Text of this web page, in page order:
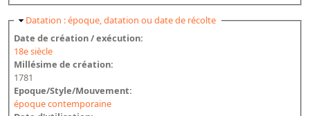
Implantations de la Bibliothèque nationale de France
La Bibliothèque nationale de France à livre ouvert
Richelieu, Bibliothèques - Musée - Galeries
Gallica - Son histoire
Masquer
Datation : époque, datation ou date de récolte
Date de création / exécution:
18e siècle
Millésime de création:
1781
Epoque/Style/Mouvement:
époque contemporaine